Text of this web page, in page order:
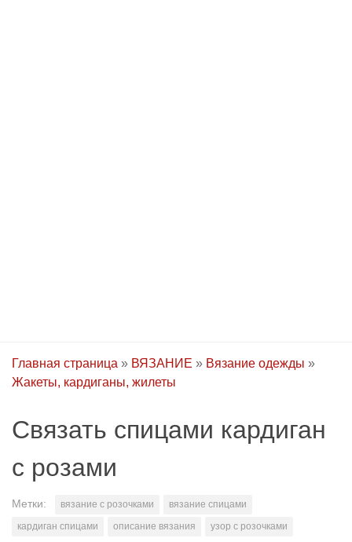
Главная страница » ВЯЗАНИЕ » Вязание одежды »
Жакеты, кардиганы, жилеты
Связать спицами кардиган
с розами
Метки: вязание с розочками
вязание спицами
кардиган спицами
описание вязания узор с розочками